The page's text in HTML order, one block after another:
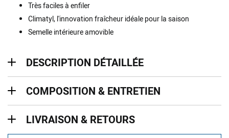
Très faciles à enfiler
Climatyl, l'innovation fraîcheur idéale pour la saison
Semelle intérieure amovible
DESCRIPTION DÉTAILLÉE
COMPOSITION & ENTRETIEN
LIVRAISON & RETOURS